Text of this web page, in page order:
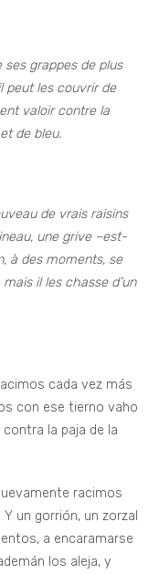
grappes de plus
peut les couvrir de
valoir contre la
de bleu.
de vrais raisins
une grive –est-
à des moments, se
il les chasse d’un
cada vez más
con ese tierno vaho
la paja de la
racimos
un gorrión, un zorzal
a encaramarse
los aleja, y